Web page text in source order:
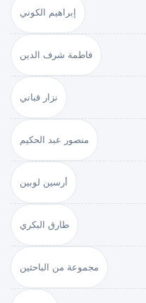
إبراهيم الكوني
فاطمة شرف الدين
نزار قباني
منصور عبد الحكيم
أرسين لوبين
طارق البكري
مجموعة من الباحثين